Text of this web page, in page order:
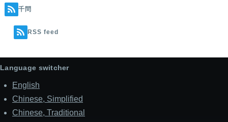
千問
RSS feed
Language switcher
English
Chinese, Simplified
Chinese, Traditional